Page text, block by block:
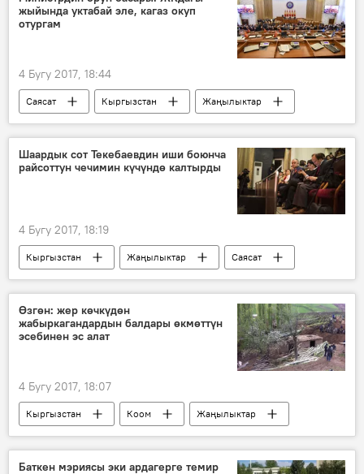
Кыргызстандын түштүгүндө болгон жер титирөөлөр
жыйында уктабай эле, кагаз окуп
отургам
4 Бугу 2017, 18:44
Саясат Кыргызстан
Жаңылыктар
Жыргалбек Турускулов
Жаныбек Керималиев
Жогорку Кеңеш
жыйын
уйку
Шаардык сот Текебаевдин иши боюнча
райсоттун чечимин күчүндө калтырды
4 Бугу 2017, 18:19
Кыргызстан Жаңылыктар
Саясат
Өмүрбек Текебаев
Таалайгүл Токтакунова
арыз
сот
Өмүрбек Текебаев камакка алынды
Өзгөн: жер көчкүдөн
жабыркагандардын балдары өкмөттүн
эсебинен эс алат
4 Бугу 2017, 18:07
Кыргызстан Коом
Жаңылыктар
Өзгөндүн Аюу айылында 24 киши жер көчкүнүн алдында калды
Өзгөн
өкмөт Жер көчкү
Баткен мэриясы эки ардагерге темир